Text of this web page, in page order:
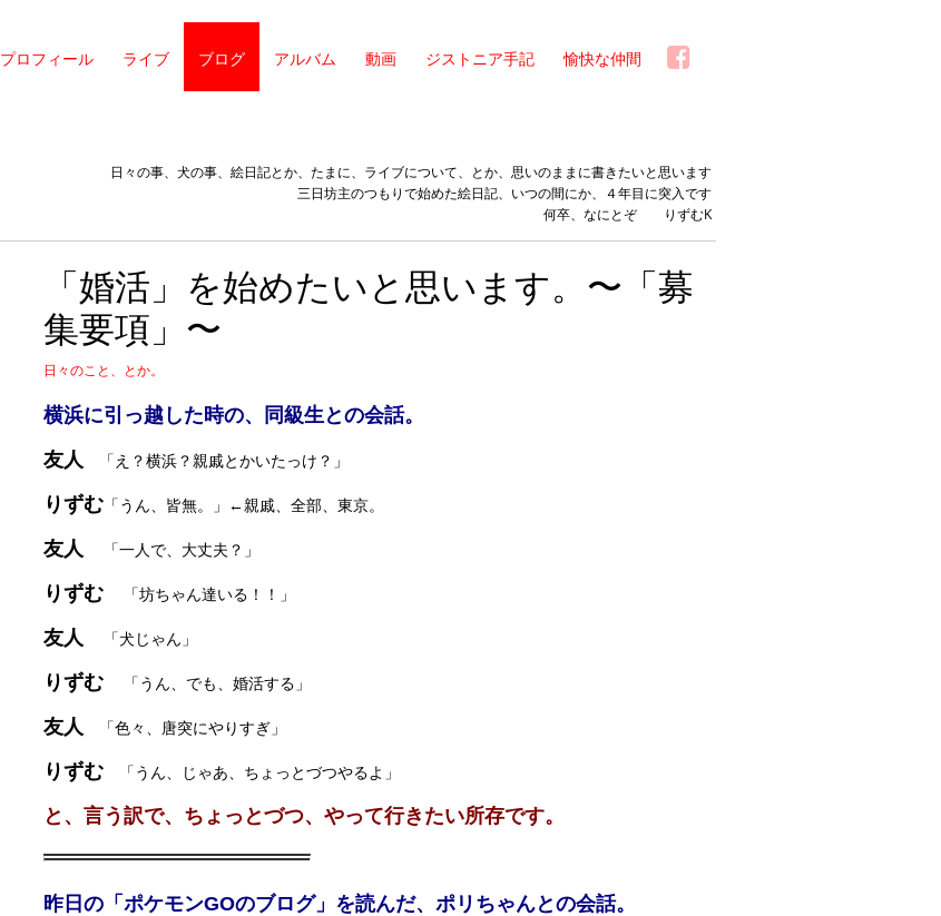
プロフィール ライブ ブログ アルバム 動画 ジストニア手記 愉快な仲間
日々の事、犬の事、絵日記とか、たまに、ライブについて、とか、思いのままに書きたいと思います
三日坊主のつもりで始めた絵日記、いつの間にか、４年目に突入です
何卒、なにとぞ りずむK
「婚活」を始めたいと思います。〜「募
集要項」〜
日々のこと、とか。
横浜に引っ越した時の、同級生との会話。
友人
「え？横浜？親戚とかいたっけ？」
りずむ 「うん、皆無。」←親戚、全部、東京。
友人 「一人で、大丈夫？」
りずむ 「坊ちゃん達いる！！」
友人 「犬じゃん」
りずむ 「うん、でも、婚活する」
友人 「色々、唐突にやりすぎ」
りずむ 「うん、じゃあ、ちょっとづつやるよ」
と、言う訳で、ちょっとづつ、やって行きたい所存です。
昨日の「ポケモンGOのブログ」を読んだ、ポリちゃんとの会話。